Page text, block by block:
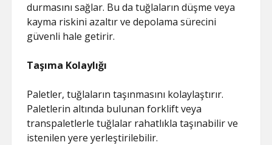
durmasını sağlar. Bu da tuğlaların düşme veya
kayma riskini azaltır ve depolama sürecini
güvenli hale getirir.
Taşıma Kolaylığı
Paletler, tuğlaların taşınmasını kolaylaştırır.
Paletlerin altında bulunan forklift veya
transpaletlerle tuğlalar rahatlıkla taşınabilir ve
istenilen yere yerleştirilebilir.